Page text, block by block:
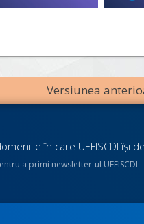
Versiunea
în care UEFISCDI îşi
a primi newsletter-ul UEFISCDI